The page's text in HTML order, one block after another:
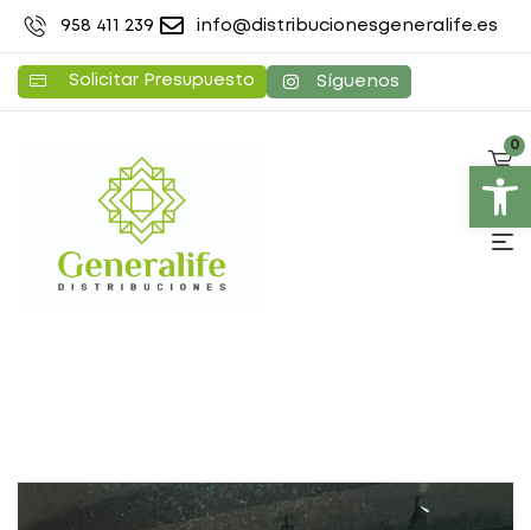
Abrir barra de herramientas
958 411 239 info@distribucionesgeneralife.es
Solicitar Presupuesto Síguenos
0